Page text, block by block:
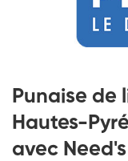
Punaise
Hautes-
avec